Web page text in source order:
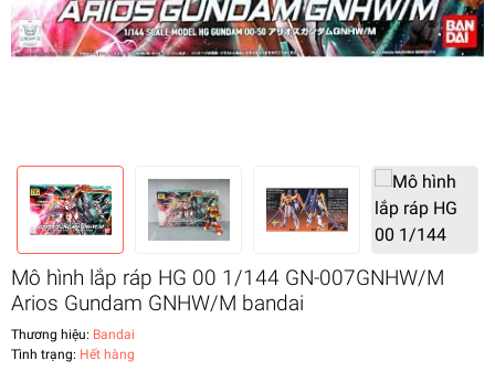
Mô hình lắp ráp HG 00 1/144 GN-007GNHW/M
Arios Gundam GNHW/M bandai
Thương hiệu: Bandai
Tình trạng: Hết hàng